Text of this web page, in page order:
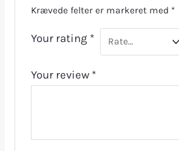
Krævede felter er markeret med *
Your rating *
Your review *